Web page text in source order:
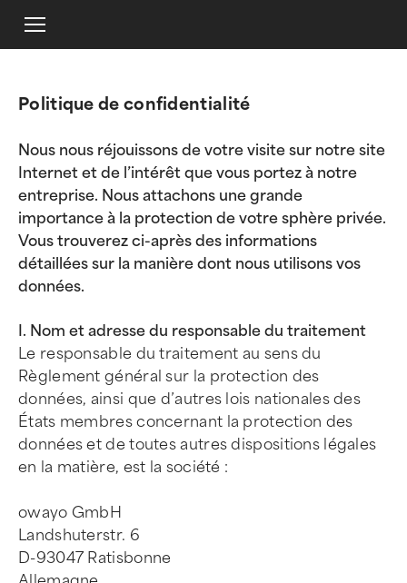
Politique de confidentialité
Nous nous réjouissons de votre visite sur notre site
Internet et de l’intérêt que vous portez à notre
entreprise. Nous attachons une grande
importance à la protection de votre sphère privée.
Vous trouverez ci-après des informations
détaillées sur la manière dont nous utilisons vos
données.
I. Nom et adresse du responsable du traitement
Le responsable du traitement au sens du
Règlement général sur la protection des
données, ainsi que d’autres lois nationales des
États membres concernant la protection des
données et de toutes autres dispositions légales
en la matière, est la société :
owayo GmbH
Landshuterstr. 6
D-93047 Ratisbonne